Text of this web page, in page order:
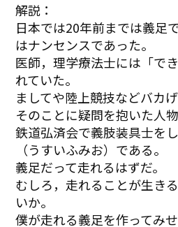
解説：
日本では20年前までは義足
はナンセンスであった。
医師，理学療法士には「で
れていた。
ましてや陸上競技などバカ
そのことに疑問を抱いた人物
鉄道弘済会で義肢装具士を
（うすいふみお）である。
義足だって走れるはずだ。
むしろ，走れることが生き
いか。
僕が走れる義足を作ってみせ